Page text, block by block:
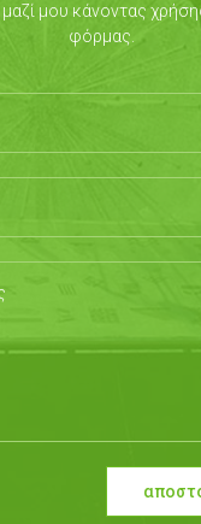
μου κάνοντας
φόρμας.